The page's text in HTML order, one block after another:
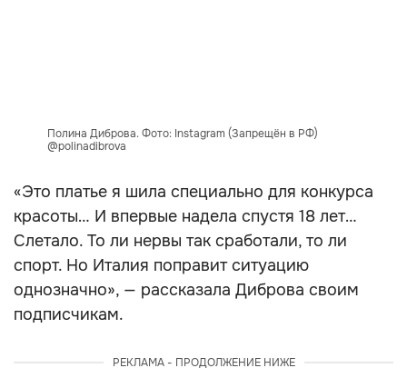
Полина Диброва. Фото: Instagram (Запрещён в РФ)
@polinadibrova
«Это платье я шила специально для конкурса
красоты… И впервые надела спустя 18 лет…
Слетало. То ли нервы так сработали, то ли
спорт. Но Италия поправит ситуацию
однозначно», — рассказала Диброва своим
подписчикам.
РЕКЛАМА - ПРОДОЛЖЕНИЕ НИЖЕ